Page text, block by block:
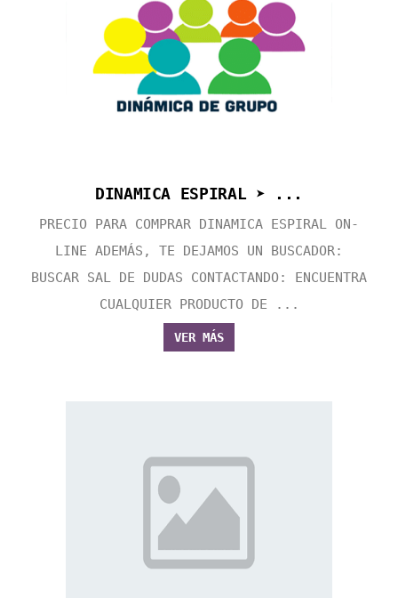
DINAMICA ESPIRAL ➤ ...
PRECIO PARA COMPRAR DINAMICA ESPIRAL ON-
LINE ADEMÁS, TE DEJAMOS UN BUSCADOR:
BUSCAR SAL DE DUDAS CONTACTANDO: ENCUENTRA
CUALQUIER PRODUCTO DE ...
VER MÁS